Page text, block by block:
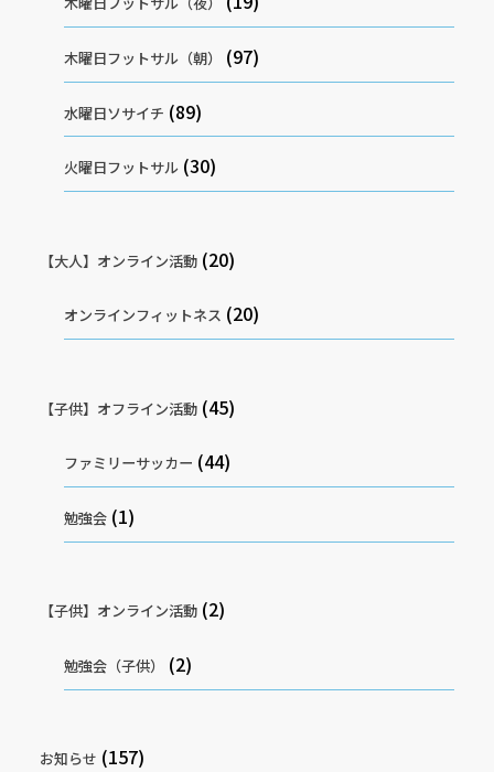
木曜日フットサル（朝） (97)
水曜日ソサイチ (89)
火曜日フットサル (30)
【大人】オンライン活動(20)
オンラインフィットネス (20)
【子供】オフライン活動(45)
ファミリーサッカー (44)
勉強会 (1)
【子供】オンライン活動(2)
勉強会（子供） (2)
お知らせ (157)